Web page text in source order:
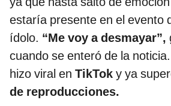
estaría presente en el evento
ídolo. “Me voy a desmayar”,
cuando se enteró de la
hizo viral en TikTok y ya
de reproducciones.